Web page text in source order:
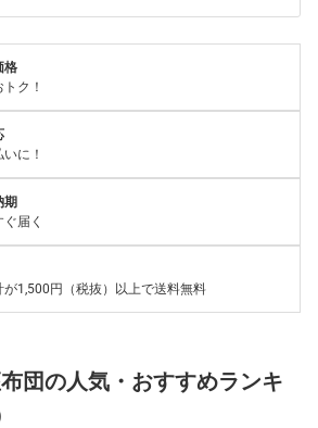
格
ク！
に！
期
届く
が1,500円（税抜）以上で送料無料
団の人気・おすすめランキ